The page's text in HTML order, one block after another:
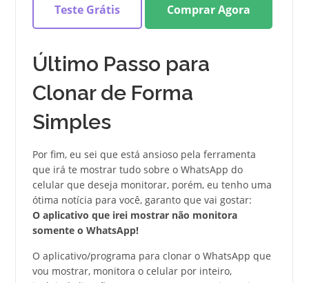
Teste Grátis Comprar Agora
Último Passo para
Clonar de Forma
Simples
Por fim, eu sei que está ansioso pela ferramenta
que irá te mostrar tudo sobre o WhatsApp do
celular que deseja monitorar, porém, eu tenho uma
ótima notícia para você, garanto que vai gostar:
O aplicativo que irei mostrar não monitora
somente o WhatsApp!
O aplicativo/programa para clonar o WhatsApp que
vou mostrar, monitora o celular por inteiro,